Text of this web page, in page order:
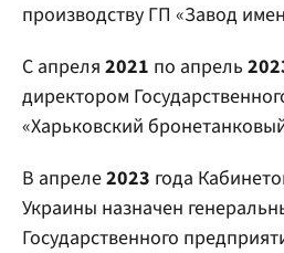
производству ГП «Завод
С апреля 2021 по апрель
директором
«Харьковский
В апреле2023 года
Украины назначен
Государственного